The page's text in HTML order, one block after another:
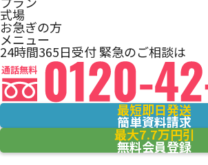
式場
お急ぎの方
メニュー
24時間365日受付緊急のご相談は
最短即日発送
簡単資料請求
最大7.7万円引
無料会員登録